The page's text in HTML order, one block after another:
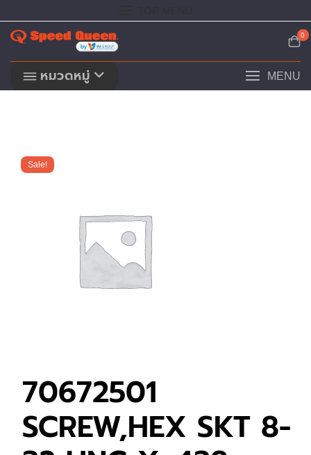
content
0
หมวดหมู่ MENU
Sale!
70672501
SCREW,HEX SKT 8-